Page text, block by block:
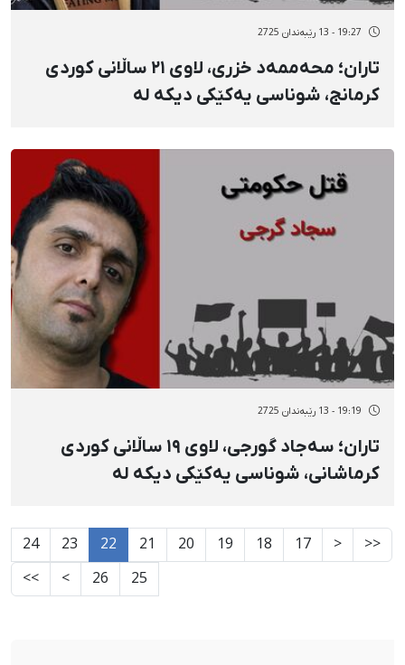
19:27 - 13 رێبەندان 2725
تاران؛ محەممەد خزری، لاوی ٢١ ساڵانی کوردی
کرمانج، شوناسی یەکێکی دیکە لە
19:19 - 13 رێبەندان 2725
تاران؛ سەجاد گورجی، لاوی ١٩ ساڵانی کوردی
کرماشانی، شوناسی یەکێکی دیکە لە
<<
<
17
18
19
20
21
22
23
24
25
26
>
>>